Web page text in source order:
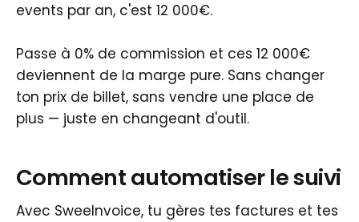
events par an, c'est 12 000€.
Passe à 0% de commission et ces 12 000€
deviennent de la marge pure. Sans changer
ton prix de billet, sans vendre une place de
plus — juste en changeant d'outil.
Comment automatiser le suivi
Avec SweeInvoice, tu gères tes factures et tes